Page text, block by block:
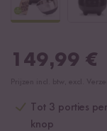
149,99 €
Tot 3 porties
knop